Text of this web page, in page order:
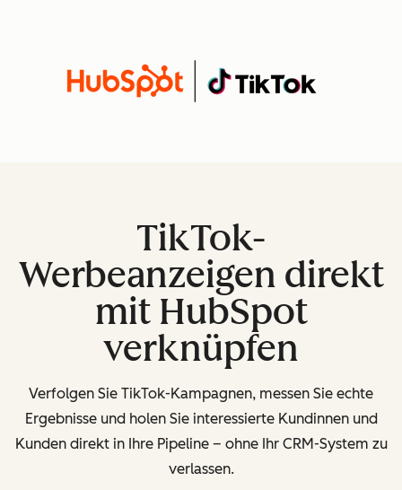
TikTok-
Werbeanzeigen direkt
mit HubSpot
verknüpfen
Verfolgen Sie TikTok-Kampagnen, messen Sie echte
Ergebnisse und holen Sie interessierte Kundinnen und
Kunden direkt in Ihre Pipeline – ohne Ihr CRM-System zu
verlassen.